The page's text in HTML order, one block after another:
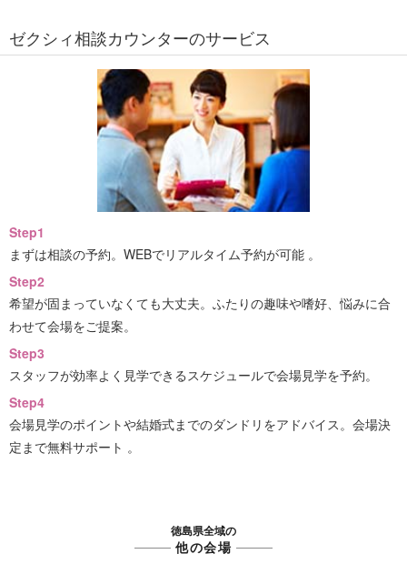
ゼクシィ相談カウンターのサービス
Step1
まずは相談の予約。WEBでリアルタイム予約が可能 。
Step2
希望が固まっていなくても大丈夫。ふたりの趣味や嗜好、悩みに合
わせて会場をご提案。
Step3
スタッフが効率よく見学できるスケジュールで会場見学を予約。
Step4
会場見学のポイントや結婚式までのダンドリをアドバイス。会場決
定まで無料サポート 。
徳島県全域の
他の会場